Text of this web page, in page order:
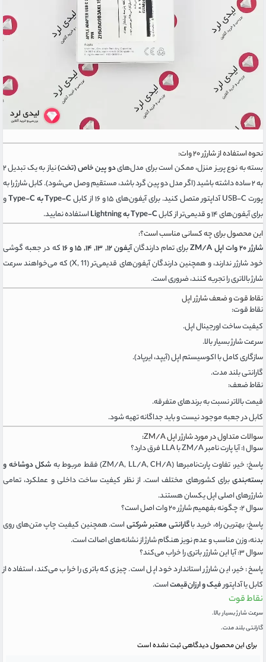
نحوه استفاده از شارژر ۲۰ وات:
بسته به نوع پریز منزل، ممکن است برای مدل‌هایدو پین خاص (تخت)
نیاز به یک تبدیل ۲
به ۲ ساده داشته باشید (اگر مدل دو پین گرد باشد، مستقیم وصل می‌شود). کابل شارژ را به
پورت USB-C آداپتور متصل کنید. برای آیفون‌های ۱۵ و ۱۶ از کابل
Type-C به Type-C
و
برای آیفون‌های ۱۴ و قدیمی‌تر از کابل
Type-C به Lightning
استفاده نمایید.
این محصول برای چه کسانی مناسب است؟:
شارژر ۲۰ وات اپل ZM/A
برای تمام دارندگانآیفون ۱۲, ۱۳, ۱۴, ۱۵ و ۱۶
که در جعبه گوشی
خود شارژر ندارند، و همچنین دارندگان آیفون‌های قدیمی‌تر (X, 11) که می‌خواهند سرعت
شارژ بالاتری را تجربه کنند، ضروری است.
نقاط قوت و ضعف شارژر اپل
نقاط قوت:
کیفیت ساخت اورجینال اپل.
سرعت شارژ بسیار بالا.
سازگاری کامل با اکوسیستم اپل (آیپد، ایرپاد).
گارانتی بلند مدت.
نقاط ضعف:
قیمت بالاتر نسبت به برندهای متفرقه.
کابل در جعبه موجود نیست و باید جداگانه تهیه شود.
سوالات متداول در مورد شارژر اپل ZM/A:
سوال ۱: آیا پارت نامبر ZM/A با LLA فرق دارد؟
پاسخ: خیر، تفاوت پارت‌نامبرها (ZM/A, LL/A, CH/A) فقط مربوط به
شکل دوشاخه و
بسته‌بندیبرای کشورهای مختلف است. از نظر کیفیت ساخت داخلی و عملکرد، تمامی
شارژرهای اصلی اپل یکسان هستند.
سوال ۲: چگونه بفهمیم شارژر ۲۰ وات اصل است؟
پاسخ: بهترین راه، خرید باگارانتی معتبر شرکتیاست. همچنین کیفیت چاپ متن‌های روی
بدنه، وزن مناسب و عدم نویز هنگام شارژ از نشانه‌های اصالت است.
سوال ۳: آیا این شارژر باتری را خراب می‌کند؟
پاسخ: خیر، این شارژر استاندارد خود اپل است. چیزی که باتری را خراب می‌کند، استفاده از
کابل یا آداپتورفیک و ارزان‌قیمتاست.
نقاط قوت
سرعت شارژ بسیار بالا.
گارانتی بلند مدت.
برای این محصول دیدگاهی ثبت نشده است